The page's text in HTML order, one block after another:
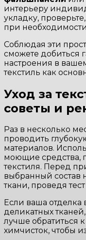
интерьеру
укладку,
при
Соблюдая эти
сможете добиться
настроения в
текстиль как
Уход за
советы и
Раз в несколько
проводить
материалов.
моющие средства,
текстиля. Перед
выбранный состав
ткани, проведя
Если ваша отделка
деликатных
лучше обратиться
химчисток, чтобы